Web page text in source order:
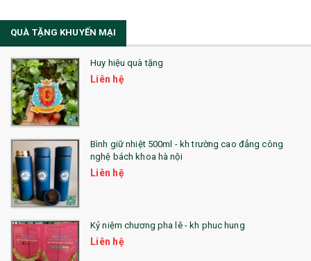
QUÀ TẶNG KHUYẾN MẠI
Huy hiệu quà tặng
Liên hệ
Bình giữ nhiệt 500ml - kh trường cao đẳng công
nghệ bách khoa hà nội
Liên hệ
Kỷ niệm chương pha lê - kh phuc hung
Liên hệ